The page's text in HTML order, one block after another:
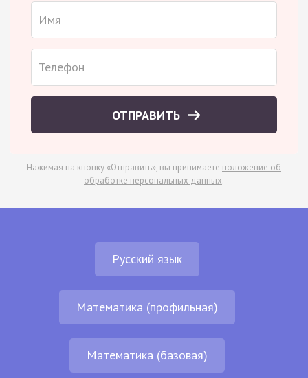
ОТПРАВИТЬ
Нажимая на кнопку «Отправить», вы принимаете положение об
обработке персональных данных.
Русский язык
Математика (профильная)
Математика (базовая)